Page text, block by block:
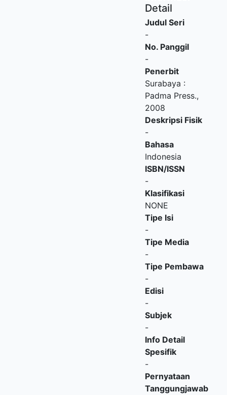
Detail
Judul Seri
-
No. Panggil
-
Penerbit
Surabaya :
Padma Press.,
2008
Deskripsi Fisik
-
Bahasa
Indonesia
ISBN/ISSN
-
Klasifikasi
NONE
Tipe Isi
-
Tipe Media
-
Tipe Pembawa
-
Edisi
-
Subjek
-
Info Detail
Spesifik
-
Pernyataan
Tanggungjawab